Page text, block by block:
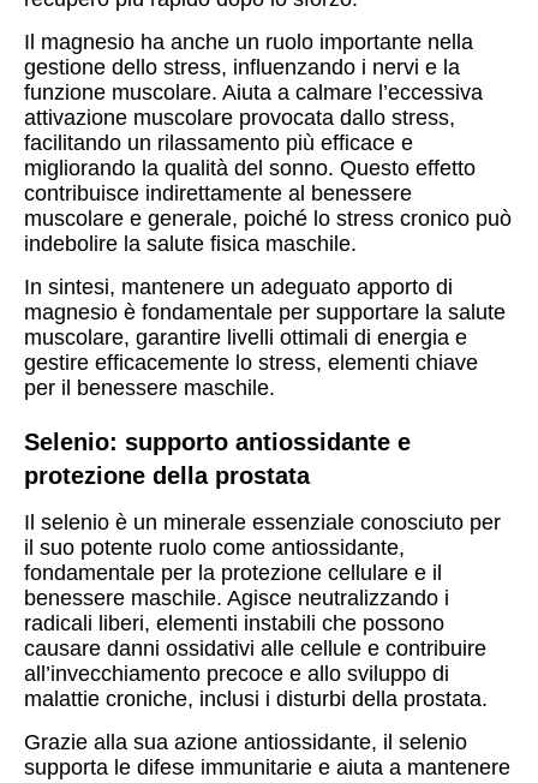
Il magnesio ha anche un ruolo importante nella
gestione dello stress, influenzando i nervi e la
funzione muscolare. Aiuta a calmare l’eccessiva
attivazione muscolare provocata dallo stress,
facilitando un rilassamento più efficace e
migliorando la qualità del sonno. Questo effetto
contribuisce indirettamente al benessere
muscolare e generale, poiché lo stress cronico può
indebolire la salute fisica maschile.
In sintesi, mantenere un adeguato apporto di
magnesio è fondamentale per supportare la salute
muscolare, garantire livelli ottimali di energia e
gestire efficacemente lo stress, elementi chiave
per il benessere maschile.
Selenio: supporto antiossidante e
protezione della prostata
Il selenio è un minerale essenziale conosciuto per
il suo potente ruolo come antiossidante,
fondamentale per la protezione cellulare e il
benessere maschile. Agisce neutralizzando i
radicali liberi, elementi instabili che possono
causare danni ossidativi alle cellule e contribuire
all’invecchiamento precoce e allo sviluppo di
malattie croniche, inclusi i disturbi della prostata.
Grazie alla sua azione antiossidante, il selenio
supporta le difese immunitarie e aiuta a mantenere